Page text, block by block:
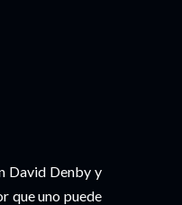
David Denby y
que uno puede